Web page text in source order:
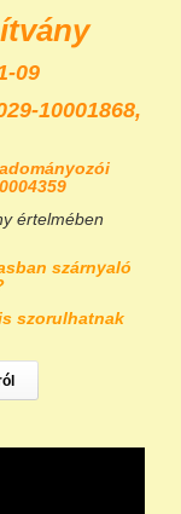
09
10001868,
értelmében
szárnyaló
szorulhatnak